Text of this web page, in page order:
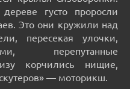
густо проросли
Это они кружили над
пересекая улочки,
перепутанные
корчились нищие,
— моторикш.